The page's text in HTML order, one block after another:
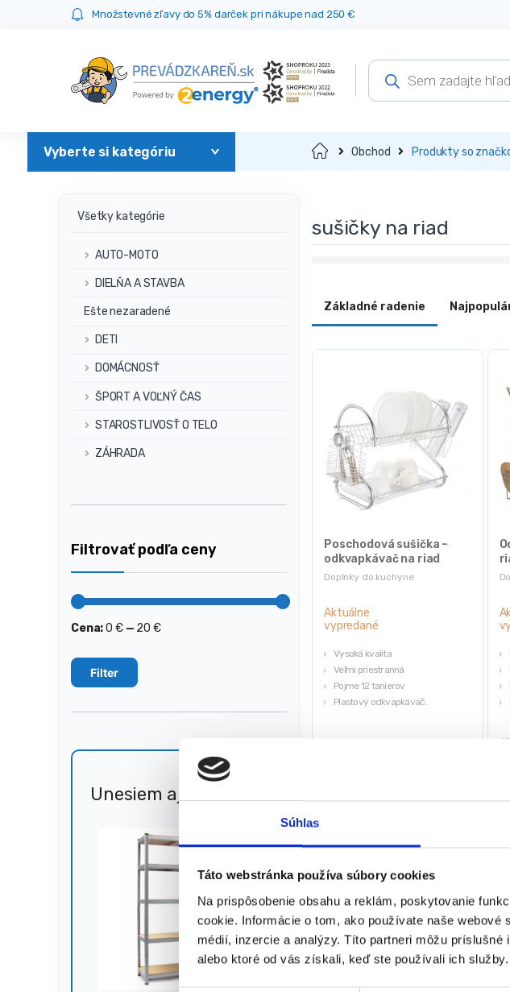
Súhlas
Táto webstránka používa súbory cookies
Na prispôsobenie obsahu a reklám, poskytovanie
cookie. Informácie o tom, ako používate naše
médií, inzercie a analýzy. Títo partneri môžu
alebo ktoré od vás získali, keď ste používali ich služby.
Množstevné zľavy do 5% darček pri nákupe nad 250 €
Products
search
Domov Obchod Produkty so
sušičky na riad
Základné radenie
Doplnky do kuchyne
Poschodová sušička –
odkvapkávač na riad
Aktuálne
vypredané
Vysoká kvalita
Veľmi priestranná
Pojme 12 tanierov
Plastový odkvapkávač.
★★★★★
Zobrazujú sa 3 výsledky
Všetky kategórie
AUTO-MOTO
DIELŇA A STAVBA
Ešte nezaradené
DETI
DOMÁCNOSŤ
ŠPORT A VOĽNÝ ČAS
STAROSTLIVOSŤ O TELO
ZÁHRADA
Filtrovať podľa ceny
Minimálna
Maximálna
Filter
Cena:0 €— 20 €
Unesiem aj 🐎 51%